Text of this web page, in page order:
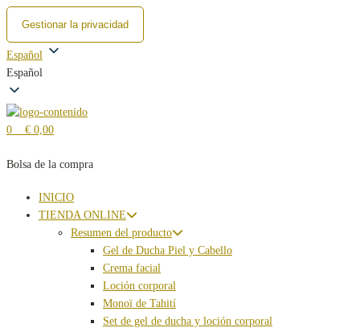
Gestionar la privacidad
Ir
al
contenido
Español
Español
0 € 0,00
Bolsa de la compra
INICIO
TIENDA ONLINE
Resumen del producto
Gel de Ducha Piel y Cabello
Crema facial
Loción corporal
Monoï de Tahití
Set de gel de ducha y loción corporal